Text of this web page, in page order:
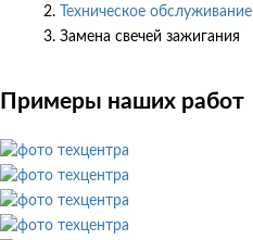
Техническое обслуживание
Замена свечей зажигания
Примеры наших работ